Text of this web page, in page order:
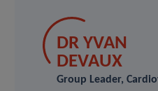
DR YVAN
DEVAUX
Group Leader,